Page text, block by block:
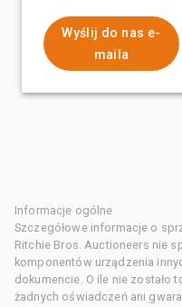
Wyślij do nas e-
maila
Informacje ogólne
Szczegółowe informacje o
Ritchie Bros. Auctioneers nie
komponentów urządzenia
dokumencie. O ile nie zostało
żadnych oświadczeń ani